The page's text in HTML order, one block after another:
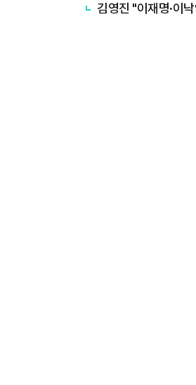
김영진 "이재명·이